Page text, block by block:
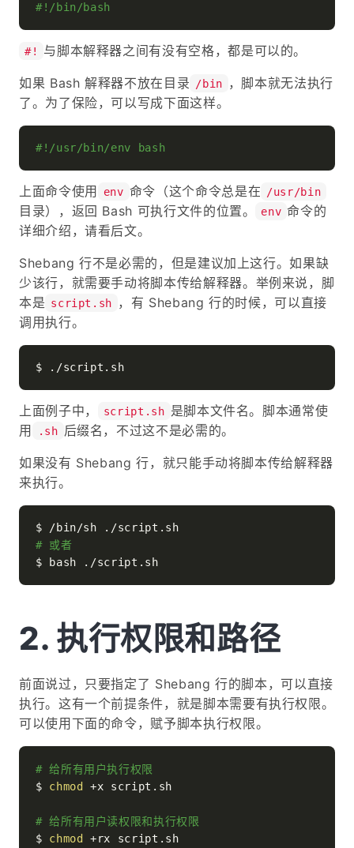
#!/bin/bash
#! 与脚本解释器之间有没有空格，都是可以的。
如果 Bash 解释器不放在目录 /bin
，脚本就无法执行
了。为了保险，可以写成下面这样。
#!/usr/bin/env bash
上面命令使用 env 命令（这个命令总是在 /usr/bin
目录），返回 Bash 可执行文件的位置。 env 命令的
详细介绍，请看后文。
Shebang 行不是必需的，但是建议加上这行。如果缺
少该行，就需要手动将脚本传给解释器。举例来说，脚
本是 script.sh
，有 Shebang 行的时候，可以直接
调用执行。
上面例子中， script.sh 是脚本文件名。脚本通常使
用
.sh 后缀名，不过这不是必需的。
如果没有 Shebang 行，就只能手动将脚本传给解释器
来执行。
# 或者
执行权限和路径
前面说过，只要指定了 Shebang 行的脚本，可以直接
执行。这有一个前提条件，就是脚本需要有执行权限。
可以使用下面的命令，赋予脚本执行权限。
# 给所有用户执行权限
$ chmod +x script.sh
# 给所有用户读权限和执行权限
$ chmod